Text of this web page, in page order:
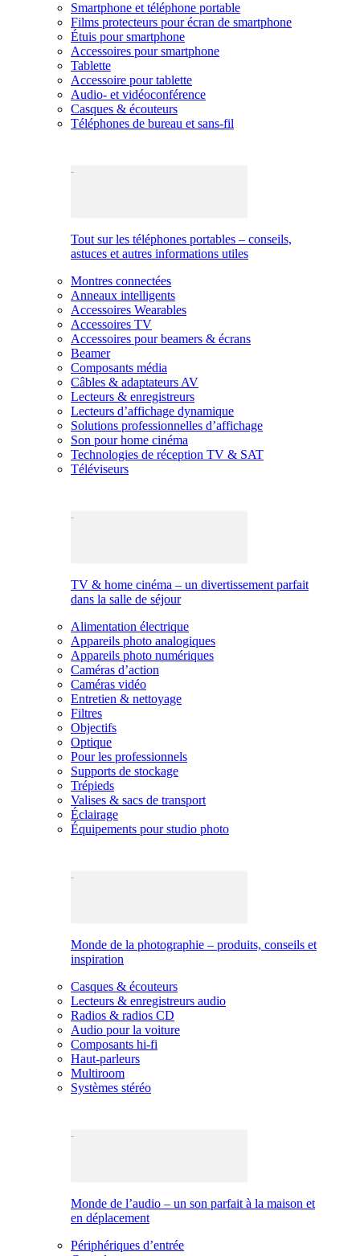
Smartphone et téléphone portable
Films protecteurs pour écran de smartphone
Étuis pour smartphone
Accessoires pour smartphone
Tablette
Accessoire pour tablette
Audio- et vidéoconférence
Casques & écouteurs
Téléphones de bureau et sans-fil
Tout sur les téléphones portables – conseils,
astuces et autres informations utiles
Montres connectées
Anneaux intelligents
Accessoires Wearables
Accessoires TV
Accessoires pour beamers & écrans
Beamer
Composants média
Câbles & adaptateurs AV
Lecteurs & enregistreurs
Lecteurs d’affichage dynamique
Solutions professionnelles d’affichage
Son pour home cinéma
Technologies de réception TV & SAT
Téléviseurs
TV & home cinéma – un divertissement parfait
dans la salle de séjour
Alimentation électrique
Appareils photo analogiques
Appareils photo numériques
Caméras d’action
Caméras vidéo
Entretien & nettoyage
Filtres
Objectifs
Optique
Pour les professionnels
Supports de stockage
Trépieds
Valises & sacs de transport
Éclairage
Équipements pour studio photo
Monde de la photographie – produits, conseils et
inspiration
Casques & écouteurs
Lecteurs & enregistreurs audio
Radios & radios CD
Audio pour la voiture
Composants hi-fi
Haut-parleurs
Multiroom
Systèmes stéréo
Monde de l’audio – un son parfait à la maison et
en déplacement
Périphériques d’entrée